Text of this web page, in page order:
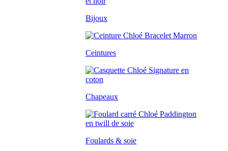
Bijoux
Ceintures
Chapeaux
Foulards & soie